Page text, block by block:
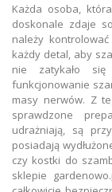
Każda osoba,
doskonale zdaje
należy
każdy detal, aby
nie zatykało się
funkcjonowanie
masy nerwów. Z
sprawdzone
udrażniają, są
posiadają
czy kostki do
sklepie